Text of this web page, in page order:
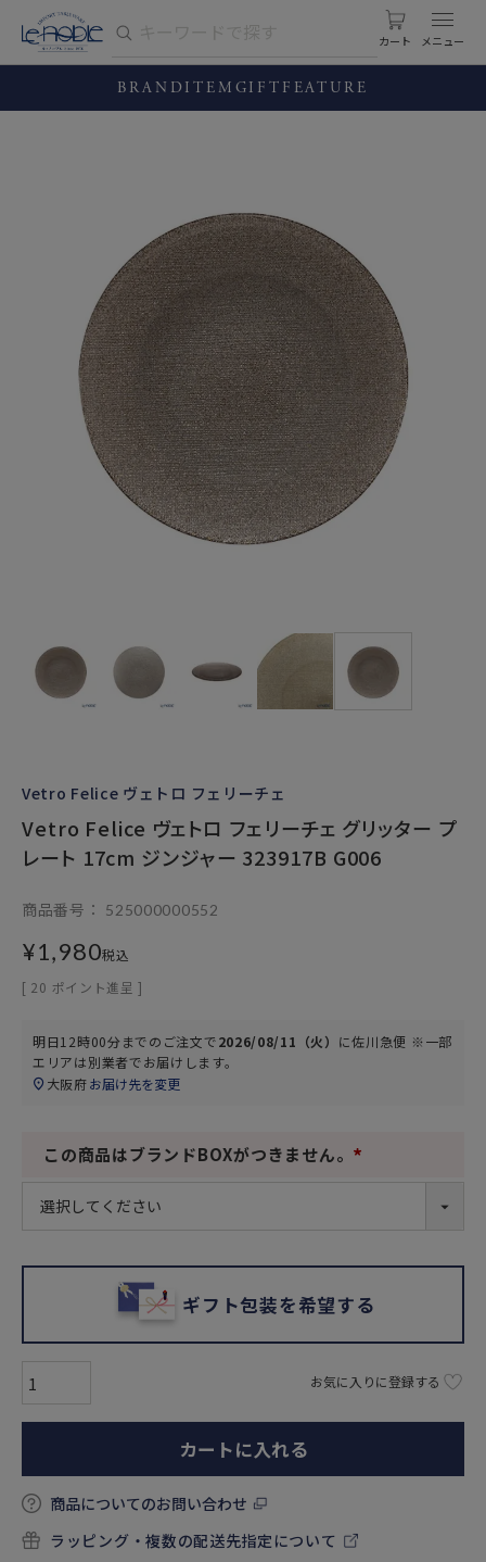
カート
BRANDITEM GIFT FEATURE
Vetro Felice ヴェトロ フェリーチェ
Vetro Felice ヴェトロ フェリーチェ グリッター プ
レート 17cm ジンジャー 323917B G006
商品番号 525000000552
¥1,980税込
[ 20 ポイント進呈 ]
明日12時00分までのご注文で2026/08/11（火） に佐川急便 ※一部
エリアは別業者でお届けします。
大阪府お届け先を変更
この商品はブランドBOXがつきません。
ギフト包装を希望する
お気に入りに登録する
カートに入れる
商品についてのお問い合わせ
ラッピング・複数の配送先指定について